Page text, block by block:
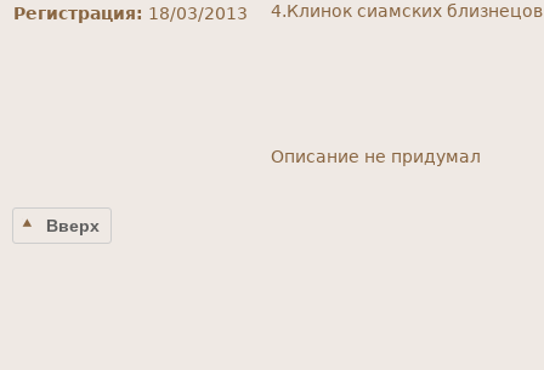
Регистрация: 18/03/2013 4.Клинок сиамских
Описание не придумал
Вверх